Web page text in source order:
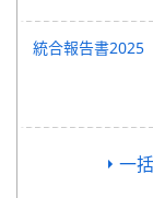
統合報告書2025
一